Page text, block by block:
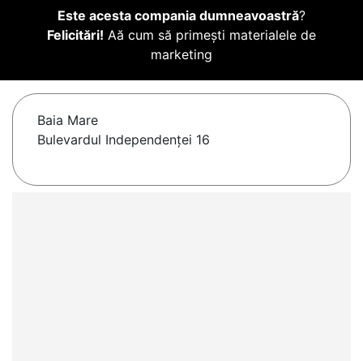
Este acesta compania dumneavoastră?
Felicitări! Aă cum să primești materialele de
marketing
Baia Mare
Bulevardul Independenței 16